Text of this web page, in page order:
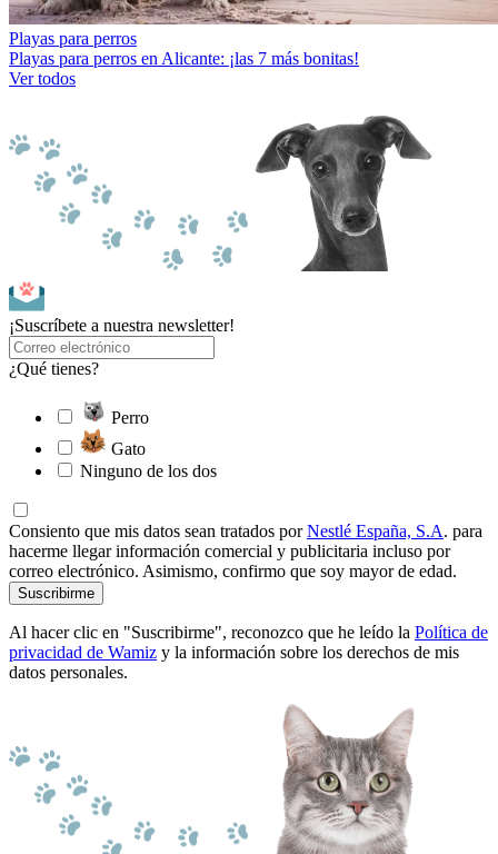
Playas para perros
Playas para perros en Alicante: ¡las 7 más bonitas!
Ver todos
¡Suscríbete a nuestra newsletter!
¿Qué tienes?
Perro
Gato
Ninguno de los dos
Consiento que mis datos sean tratados porNestlé España, S.A. para
hacerme llegar información comercial y publicitaria incluso por
correo electrónico. Asimismo, confirmo que soy mayor de edad.
Suscribirme
Al hacer clic en "Suscribirme", reconozco que he leído la Política de
privacidad de Wamiz y la información sobre los derechos de mis
datos personales.